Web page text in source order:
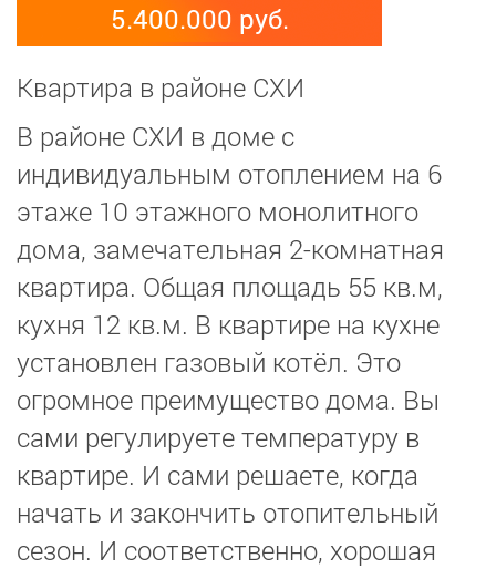
5.400.000 руб.
Квартира в районе СХИ
В районе СХИ в доме с
индивидуальным отоплением на 6
этаже 10 этажного монолитного
дома, замечательная 2-комнатная
квартира. Общая площадь 55 кв.м,
кухня 12 кв.м. В квартире на кухне
установлен газовый котёл. Это
огромное преимущество дома. Вы
сами регулируете температуру в
квартире. И сами решаете, когда
начать и закончить отопительный
сезон. И соответственно, хорошая